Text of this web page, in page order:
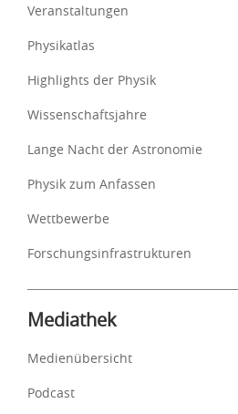
Veranstaltungen
Physikatlas
Highlights der Physik
Wissenschaftsjahre
Lange Nacht der Astronomie
Physik zum Anfassen
Wettbewerbe
Forschungsinfrastrukturen
Mediathek
Medienübersicht
Podcast